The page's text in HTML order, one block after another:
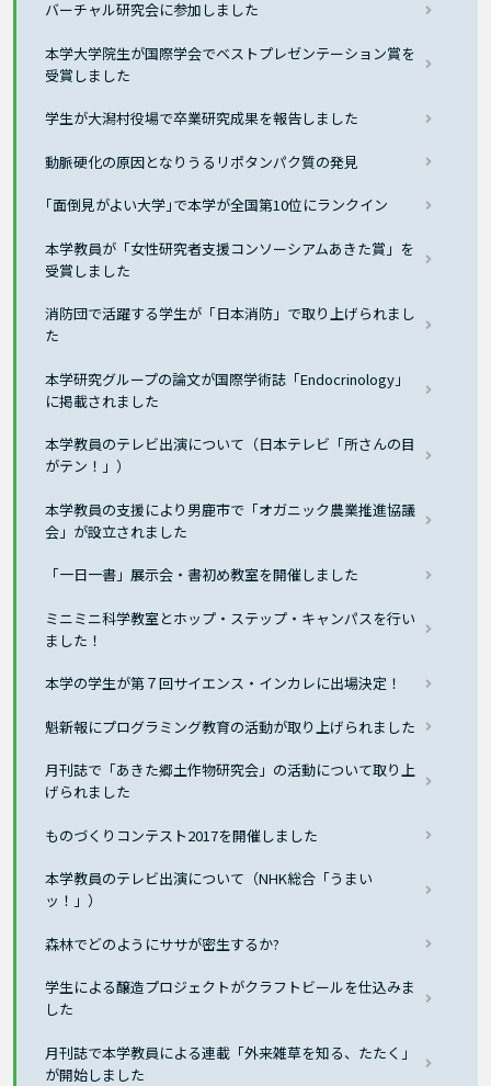
バーチャル研究会に参加しました
本学大学院生が国際学会でベストプレゼンテーション賞を
受賞しました
学生が大潟村役場で卒業研究成果を報告しました
動脈硬化の原因となりうるリポタンパク質の発見
｢面倒見がよい大学｣で本学が全国第10位にランクイン
本学教員が「女性研究者支援コンソーシアムあきた賞」を
受賞しました
消防団で活躍する学生が「日本消防」で取り上げられまし
た
本学研究グループの論文が国際学術誌「Endocrinology」
に掲載されました
本学教員のテレビ出演について（日本テレビ「所さんの目
がテン！」）
本学教員の支援により男鹿市で「オガニック農業推進協議
会」が設立されました
「一日一書」展示会・書初め教室を開催しました
ミニミニ科学教室とホップ・ステップ・キャンパスを行い
ました！
本学の学生が第７回サイエンス・インカレに出場決定！
魁新報にプログラミング教育の活動が取り上げられました
月刊誌で「あきた郷土作物研究会」の活動について取り上
げられました
ものづくりコンテスト2017を開催しました
本学教員のテレビ出演について（NHK総合「うまい
ッ！」）
森林でどのようにササが密生するか?
学生による醸造プロジェクトがクラフトビールを仕込みま
した
月刊誌で本学教員による連載「外来雑草を知る、たたく」
が開始しました